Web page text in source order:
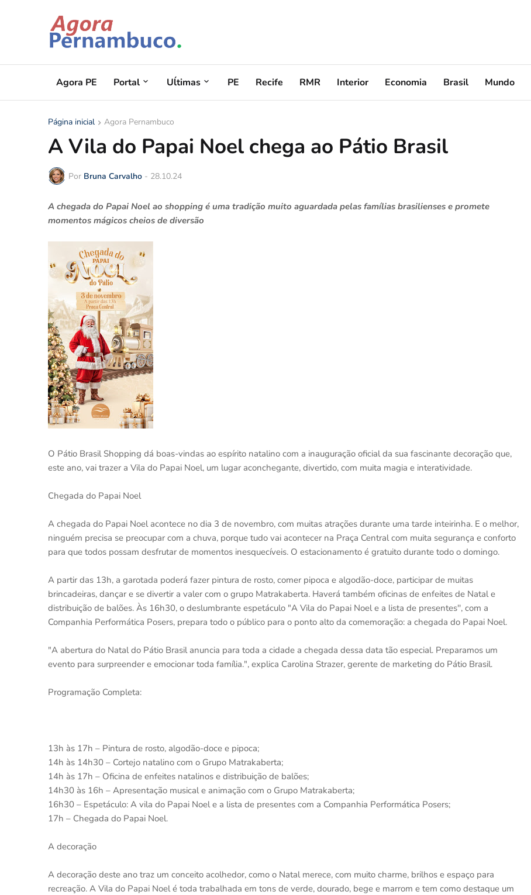
Agora PE Portal Uĺtimas PE Recife RMR Interior Economia Brasil Mundo
Página inicial Agora Pernambuco
A Vila do Papai Noel chega ao Pátio Brasil
Por Bruna Carvalho - 28.10.24
A chegada do Papai Noel ao shopping é uma tradição muito aguardada pelas famílias brasilienses e promete
momentos mágicos cheios de diversão
O Pátio Brasil Shopping dá boas-vindas ao espírito natalino com a inauguração oficial da sua fascinante decoração que,
este ano, vai trazer a Vila do Papai Noel, um lugar aconchegante, divertido, com muita magia e interatividade.
Chegada do Papai Noel
A chegada do Papai Noel acontece no dia 3 de novembro, com muitas atrações durante uma tarde inteirinha. E o melhor,
ninguém precisa se preocupar com a chuva, porque tudo vai acontecer na Praça Central com muita segurança e conforto
para que todos possam desfrutar de momentos inesquecíveis. O estacionamento é gratuito durante todo o domingo.
A partir das 13h, a garotada poderá fazer pintura de rosto, comer pipoca e algodão-doce, participar de muitas
brincadeiras, dançar e se divertir a valer com o grupo Matrakaberta. Haverá também oficinas de enfeites de Natal e
distribuição de balões. Às 16h30, o deslumbrante espetáculo "A Vila do Papai Noel e a lista de presentes'', com a
Companhia Performática Posers, prepara todo o público para o ponto alto da comemoração: a chegada do Papai Noel.
"A abertura do Natal do Pátio Brasil anuncia para toda a cidade a chegada dessa data tão especial. Preparamos um
evento para surpreender e emocionar toda família.", explica Carolina Strazer, gerente de marketing do Pátio Brasil.
Programação Completa:
13h às 17h – Pintura de rosto, algodão-doce e pipoca;
14h às 14h30 – Cortejo natalino com o Grupo Matrakaberta;
14h às 17h – Oficina de enfeites natalinos e distribuição de balões;
14h30 às 16h – Apresentação musical e animação com o Grupo Matrakaberta;
16h30 – Espetáculo: A vila do Papai Noel e a lista de presentes com a Companhia Performática Posers;
17h – Chegada do Papai Noel.
A decoração
A decoração deste ano traz um conceito acolhedor, como o Natal merece, com muito charme, brilhos e espaço para
recreação. A Vila do Papai Noel é toda trabalhada em tons de verde, dourado, bege e marrom e tem como destaque um